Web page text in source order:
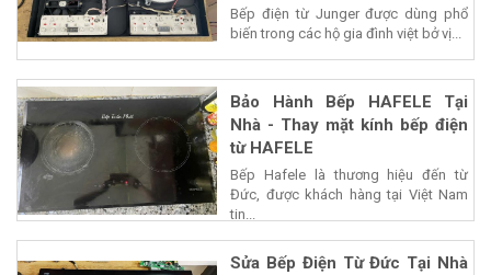
Bếp điện từ Junger được dùng phổ
biến trong các hộ gia đình việt bở vị...
Bảo Hành Bếp HAFELE Tại
Nhà - Thay mặt kính bếp điện
từ HAFELE
Bếp Hafele là thương hiệu đến từ
Đức, được khách hàng tại Việt Nam
tin...
Sửa Bếp Điện Từ Đức Tại Nhà